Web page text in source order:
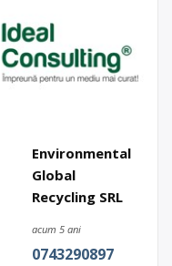
Environmental
Global
Recycling SRL
acum 5 ani
0743290897